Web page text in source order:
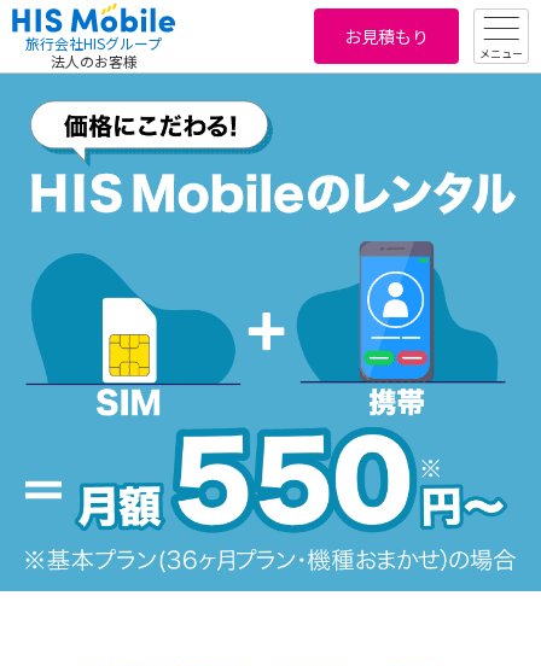
旅行会社HISグループ
法人のお客様
お見積もり
メニュー